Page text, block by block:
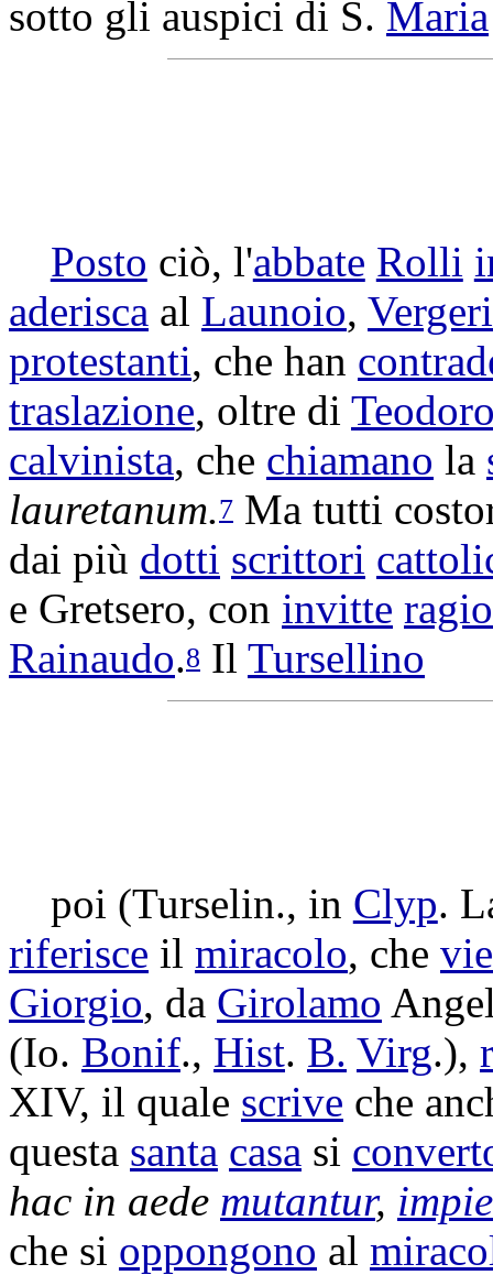
sotto gli auspici di S. Maria
Posto ciò, l'abbate Rolli
aderisca al Launoio,
protestanti, che han
traslazione, oltre di
calvinista, che chiamano la
lauretanum.7 Ma tutti
dai più dotti scrittori
e Gretsero, con invitte
Rainaudo.8 Il Tursellino
poi (Turselin., in Clyp.
riferisce il miracolo, che
Giorgio, da Girolamo
(Io. Bonif., Hist. B. Virg.),
XIV, il quale scrive che
questa santa casa si
hac in aede mutantur,
che si oppongono al